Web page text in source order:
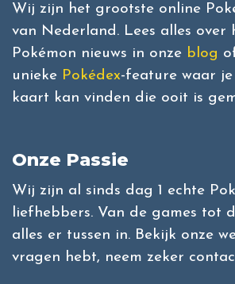
Wij zijn het grootste online
van Nederland. Lees alles over
Pokémon nieuws in onze blog
unieke Pokédex-feature waar je
kaart kan vinden die ooit is
Onze Passie
Wij zijn al sinds dag 1 echte
liefhebbers. Van de games tot
alles er tussen in. Bekijk onze
vragen hebt, neem zeker